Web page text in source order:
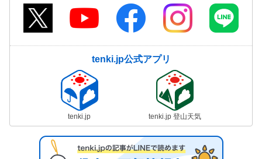
tenki.jp公式アプリ
tenki.jp tenki.jp 登山天気